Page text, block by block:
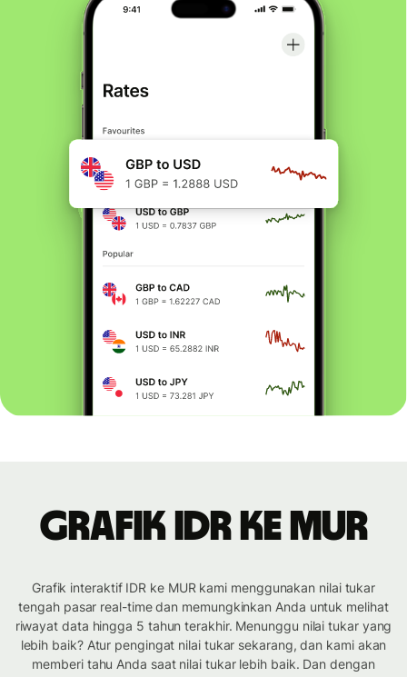
Grafik IDR ke MUR
Grafik interaktif IDR ke MUR kami menggunakan nilai tukar
tengah pasar real-time dan memungkinkan Anda untuk melihat
riwayat data hingga 5 tahun terakhir. Menunggu nilai tukar yang
lebih baik? Atur pengingat nilai tukar sekarang, dan kami akan
memberi tahu Anda saat nilai tukar lebih baik. Dan dengan